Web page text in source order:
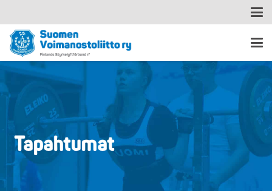
Tapahtumat